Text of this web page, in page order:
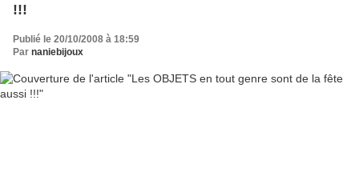
!!!
Publié le 20/10/2008 à 18:59
Par naniebijoux